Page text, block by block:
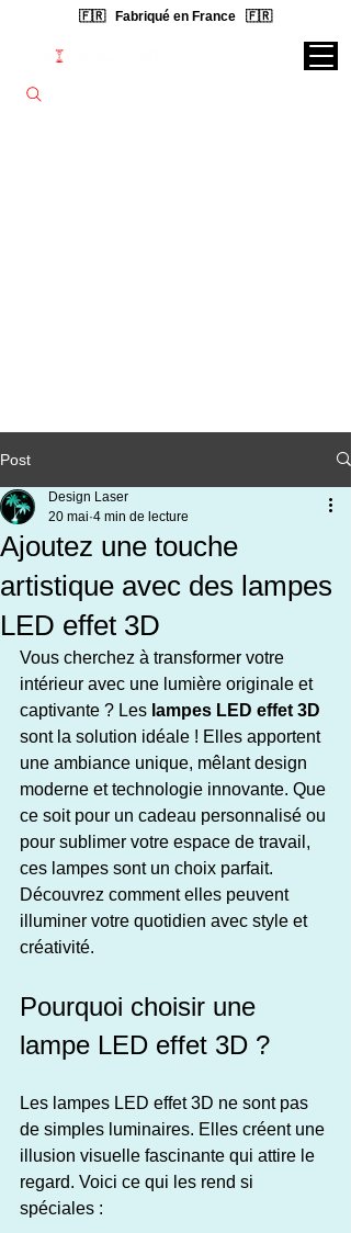
🇫🇷 Fabriqué en France 🇫🇷
Post
Ajoutez une touche
artistique avec des lampes
LED effet 3D
Design Laser
20 mai 4 min de lecture
Vous cherchez à transformer votre
intérieur avec une lumière originale et
captivante ? Les lampes LED effet 3D
sont la solution idéale ! Elles apportent
une ambiance unique, mêlant design
moderne et technologie innovante. Que
ce soit pour un cadeau personnalisé ou
pour sublimer votre espace de travail,
ces lampes sont un choix parfait.
Découvrez comment elles peuvent
illuminer votre quotidien avec style et
créativité.
Pourquoi choisir une
lampe LED effet 3D ?
Les lampes LED effet 3D ne sont pas
de simples luminaires. Elles créent une
illusion visuelle fascinante qui attire le
regard. Voici ce qui les rend si
spéciales :